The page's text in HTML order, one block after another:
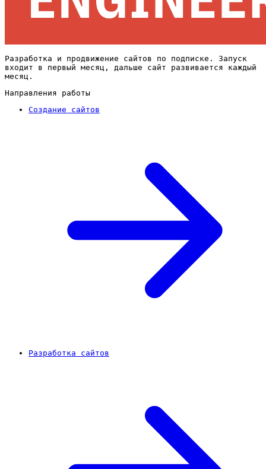
Разработка и продвижение сайтов по подписке. Запуск
входит в первый месяц, дальше сайт развивается каждый
месяц.
Направления работы
Создание сайтов
Разработка сайтов